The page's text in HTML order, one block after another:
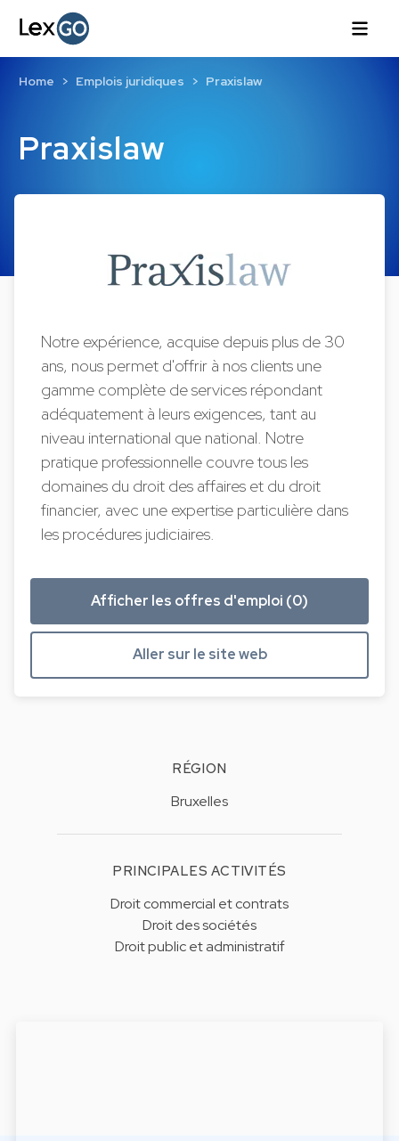
Praxislaw
Home Emplois juridiques Praxislaw
Notre expérience, acquise depuis plus de 30
ans, nous permet d'offrir à nos clients une
gamme complète de services répondant
adéquatement à leurs exigences, tant au
niveau international que national. Notre
pratique professionnelle couvre tous les
domaines du droit des affaires et du droit
financier, avec une expertise particulière dans
les procédures judiciaires.
Afficher les offres d'emploi (0)
Aller sur le site web
RÉGION
Bruxelles
PRINCIPALES ACTIVITÉS
Droit commercial et contrats
Droit des sociétés
Droit public et administratif